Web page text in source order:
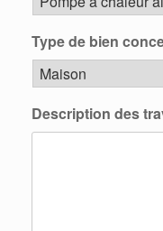
Type de bien
Description des